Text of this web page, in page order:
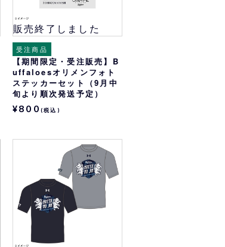
販売終了しました
受注商品
【期間限定・受注販売】B
uffaloesオリメンフォト
ステッカーセット（9月中
旬より順次発送予定）
¥800 (税込)